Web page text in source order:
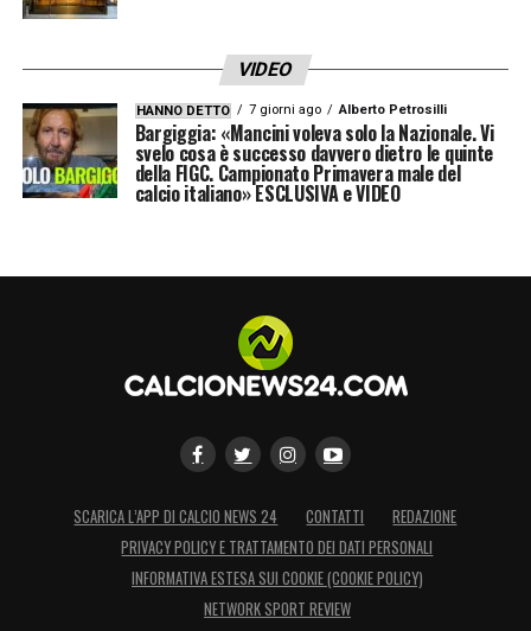
VIDEO
HANNO DETTO 7 giorni ago Alberto Petrosilli
Bargiggia: «Mancini voleva solo la Nazionale. Vi
svelo cosa è successo davvero dietro le quinte
della FIGC. Campionato Primavera male del
calcio italiano» ESCLUSIVA e VIDEO
SCARICA L’APP DI CALCIO NEWS 24 CONTATTI
REDAZIONE
PRIVACY POLICY E TRATTAMENTO DEI DATI PERSONALI
INFORMATIVA ESTESA SUI COOKIE (COOKIE POLICY)
NETWORK SPORT REVIEW